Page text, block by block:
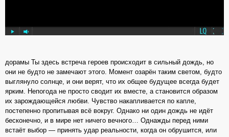
дорамы Ты здесь встреча героев происходит в сильный дождь, но
они не будто не замечают этого. Момент озарён таким светом, будто
выглянуло солнце, и они верят, что их общее будущее всегда будет
ярким. Непогода не просто сводит их вместе, а становится образом
их зарождающейся любви. Чувство накапливается по капле,
постепенно пропитывая всё вокруг. Однако ни один дождь не идёт
бесконечно, и в мире нет ничего вечного… Однажды перед ними
встаёт выбор — принять удар реальности, когда он обрушится, или